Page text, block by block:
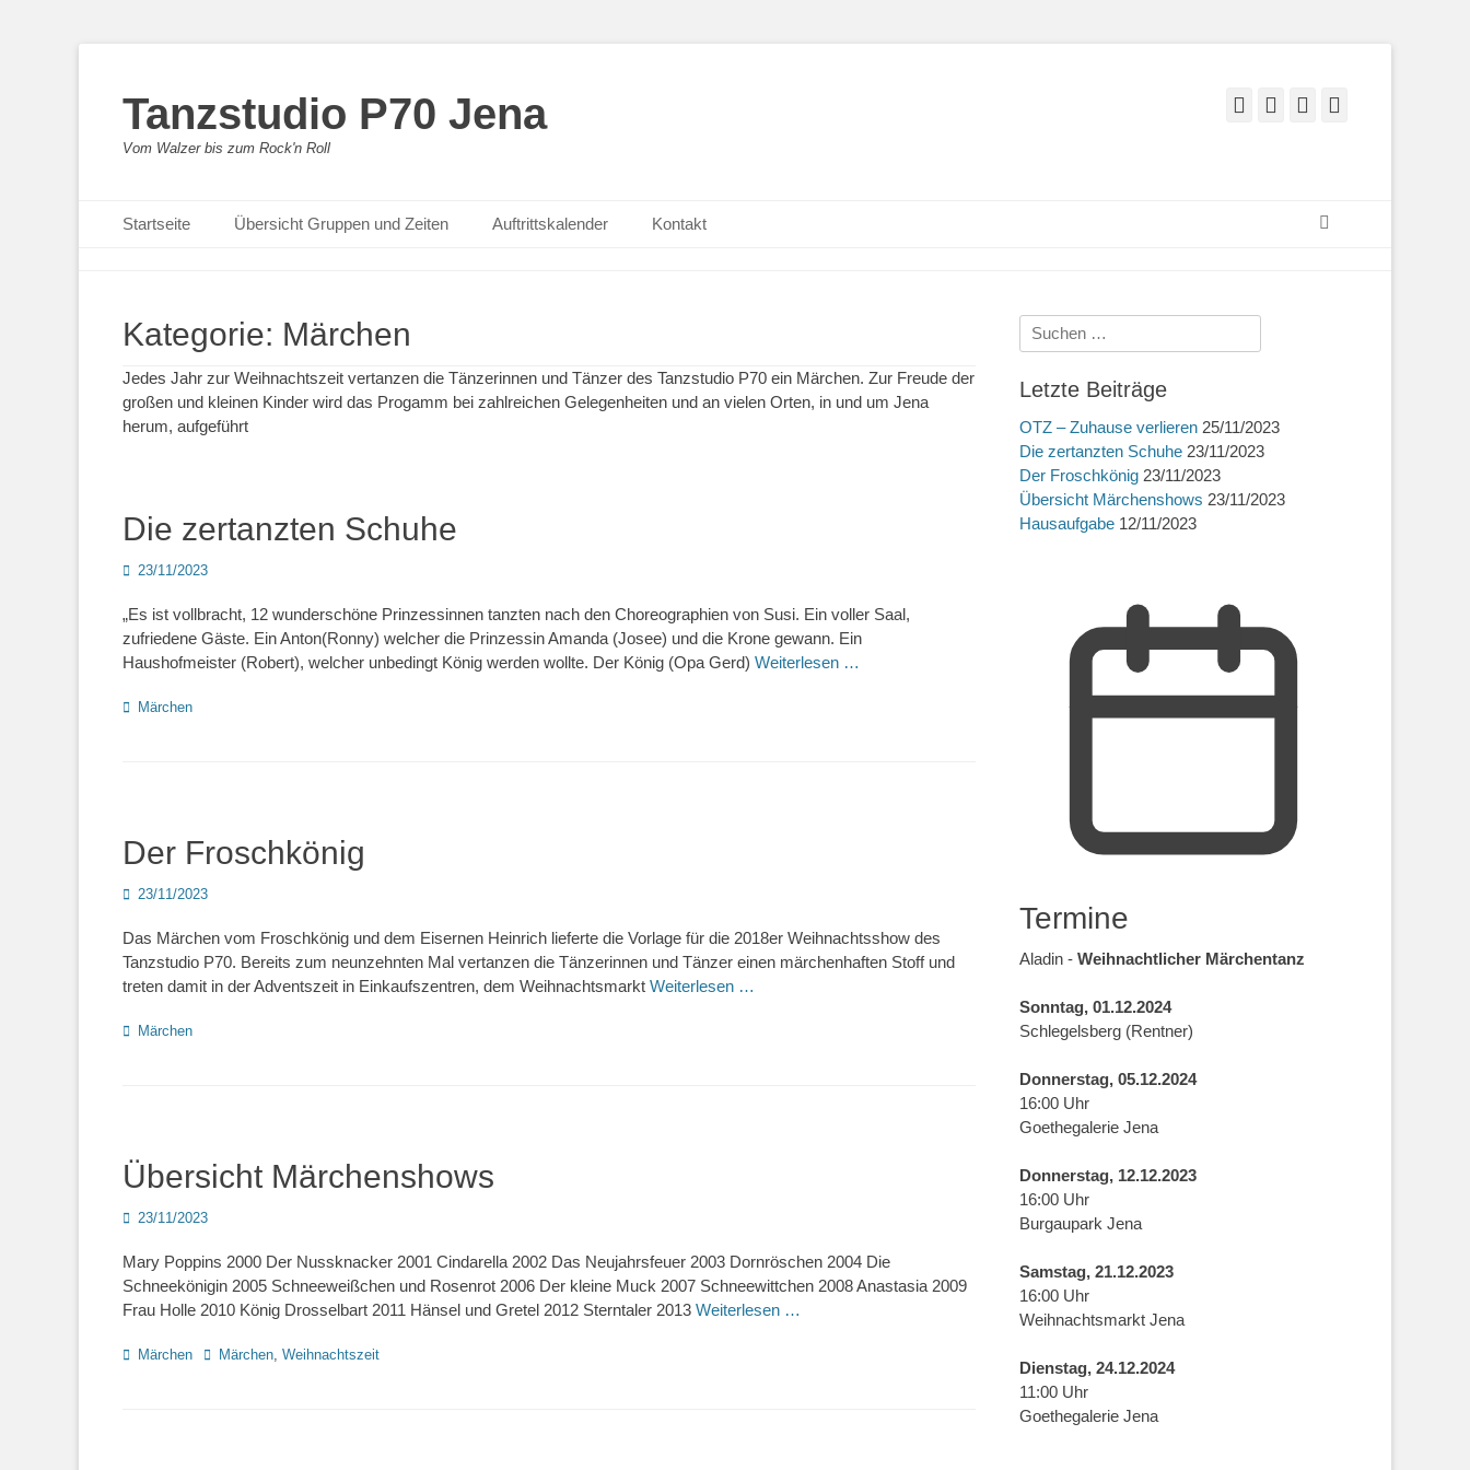
Tanzstudio P70 Jena
Vom Walzer bis zum Rock'n Roll
FacebookYouTube
Primäres Menü
Inhalt
Startseite Übersicht Gruppen und Zeiten Auftrittskalender Kontakt
Kategorie: Märchen
Jedes Jahr zur Weihnachtszeit vertanzen die Tänzerinnen und Tänzer des Tanzstudio P70 ein Märchen. Zur Freude der
großen und kleinen Kinder wird das Progamm bei zahlreichen Gelegenheiten und an vielen Orten, in und um Jena
herum, aufgeführt
Die zertanzten Schuhe
Posted
23/11/2023
„Es ist vollbracht, 12 wunderschöne Prinzessinnen tanzten nach den Choreographien von Susi. Ein voller Saal,
zufriedene Gäste. Ein Anton(Ronny) welcher die Prinzessin Amanda (Josee) und die Krone gewann. Ein
Haushofmeister (Robert), welcher unbedingt König werden wollte. Der König (Opa Gerd) Weiterlesen …
Kategorien
Märchen
Der Froschkönig
Posted
23/11/2023
Das Märchen vom Froschkönig und dem Eisernen Heinrich lieferte die Vorlage für die 2018er Weihnachtsshow des
Tanzstudio P70. Bereits zum neunzehnten Mal vertanzen die Tänzerinnen und Tänzer einen märchenhaften Stoff und
treten damit in der Adventszeit in Einkaufszentren, dem Weihnachtsmarkt Weiterlesen …
Kategorien
Märchen
Übersicht Märchenshows
Posted
23/11/2023
Mary Poppins 2000 Der Nussknacker 2001 Cindarella 2002 Das Neujahrsfeuer 2003 Dornröschen 2004 Die
Schneekönigin 2005 Schneeweißchen und Rosenrot 2006 Der kleine Muck 2007 Schneewittchen 2008 Anastasia 2009
Frau Holle 2010 König Drosselbart 2011 Hänsel und Gretel 2012 Sterntaler 2013 Weiterlesen …
Kategorien
Märchen Schlagworte
Märchen, Weihnachtszeit
Suchen
nach:
Letzte Beiträge
OTZ – Zuhause verlieren 25/11/2023
Die zertanzten Schuhe 23/11/2023
Der Froschkönig 23/11/2023
Übersicht Märchenshows 23/11/2023
Hausaufgabe 12/11/2023
Termine
Aladin - Weihnachtlicher Märchentanz
Sonntag, 01.12.2024
Schlegelsberg (Rentner)
Donnerstag, 05.12.2024
16:00 Uhr
Goethegalerie Jena
Donnerstag, 12.12.2023
16:00 Uhr
Burgaupark Jena
Samstag, 21.12.2023
16:00 Uhr
Weihnachtsmarkt Jena
Dienstag, 24.12.2024
11:00 Uhr
Goethegalerie Jena